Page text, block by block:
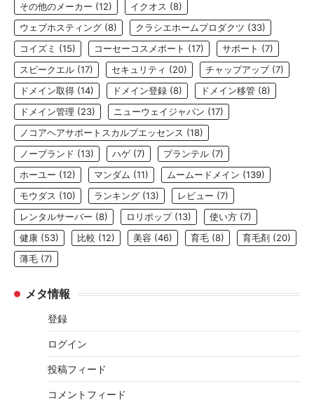
その他のメーカー (12) イクオス (8)
ウェブホスティング (8) クラシエホームプロダクツ (33)
コイズミ (15) コーセーコスメポート (17) サポート (7)
スピークエル (17) セキュリティ (20) チャップアップ(7)
ドメイン取得 (14) ドメイン登録 (8) ドメイン移管 (8)
ドメイン管理 (23) ニューウェイジャパン (17)
ノコアヘアサポートスカルプエッセンス (18)
ノーブランド (13) ハゲ (7) プランテル (7)
ホーユー (12) マンダム (11) ムームードメイン (139)
モウダス (10) ランキング (13) レビュー (7)
レンタルサーバー (8) ロリポップ(13) 使い方 (7)
健康 (53) 比較 (12) 美容 (46) 育毛 (8) 育毛剤 (20)
薄毛 (7)
メタ情報
登録
ログイン
投稿フィード
コメントフィード